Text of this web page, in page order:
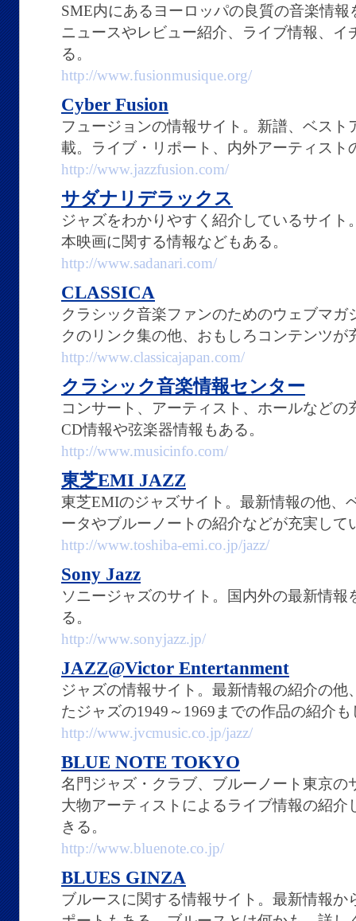
SME内にあるヨーロッパの良質の音楽情
ニュースやレビュー紹介、ライブ情報、
る。
http://www.fusionmusique.org/
Cyber Fusion
フュージョンの情報サイト。新譜、ベス
載。ライブ・リポート、内外アーティスト
http://www.jazzfusion.com/
サダナリデラックス
ジャズをわかりやすく紹介しているサイ
本映画に関する情報などもある。
http://www.sadanari.com/
CLASSICA
クラシック音楽ファンのためのウェブマ
クのリンク集の他、おもしろコンテンツが
http://www.classicajapan.com/
クラシック音楽情報センター
コンサート、アーティスト、ホールなど
CD情報や弦楽器情報もある。
http://www.musicinfo.com/
東芝EMI JAZZ
東芝EMIのジャズサイト。最新情報の他、
ータやブルーノートの紹介などが充実して
http://www.toshiba-emi.co.jp/jazz/
Sony Jazz
ソニージャズのサイト。国内外の最新情
る。
http://www.sonyjazz.jp/
JAZZ@Victor Entertanment
ジャズの情報サイト。最新情報の紹介の
たジャズの1949～1969までの作品の紹介
http://www.jvcmusic.co.jp/jazz/
BLUE NOTE TOKYO
名門ジャズ・クラブ、ブルーノート東京の
大物アーティストによるライブ情報の紹
きる。
http://www.bluenote.co.jp/
BLUES GINZA
ブルースに関する情報サイト。最新情報